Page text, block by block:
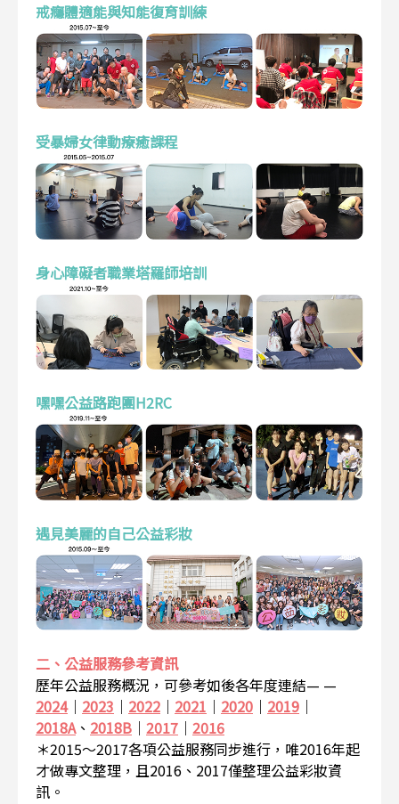
戒癮體適能與知能復育訓練
受暴婦女律動療癒課程
身心障礙者職業塔羅師培訓
嘿嘿公益路跑團H2RC
遇見美麗的自己公益彩妝
二、公益服務參考資訊
歷年公益服務概況，可參考如後各年度連結— —
2024｜ 2023 ｜ 2022 ｜ 2021 ｜ 2020 ｜ 2019 ｜
2018A、 2018B ｜ 2017 ｜ 2016
＊2015～2017各項公益服務同步進行，唯2016年起
才做專文整理，且2016、2017僅整理公益彩妝資
訊。